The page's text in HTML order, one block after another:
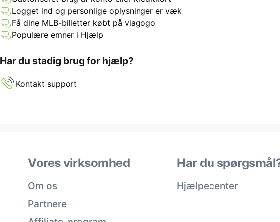
Logget ind og personlige oplysninger er væk
Få dine MLB-billetter købt på viagogo
Populære emner i Hjælp
Har du stadig brug for hjælp?
Kontakt support
Vores virksomhed
Om os
Partnere
Har du
Hjælpecenter